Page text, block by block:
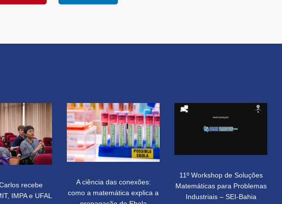
recebe
IMPA e UFAL
A ciência das conexões:
como a matemática explica a
11º Workshop de Soluções
Matemáticas para Problemas
Industriais – SEI-Bahia